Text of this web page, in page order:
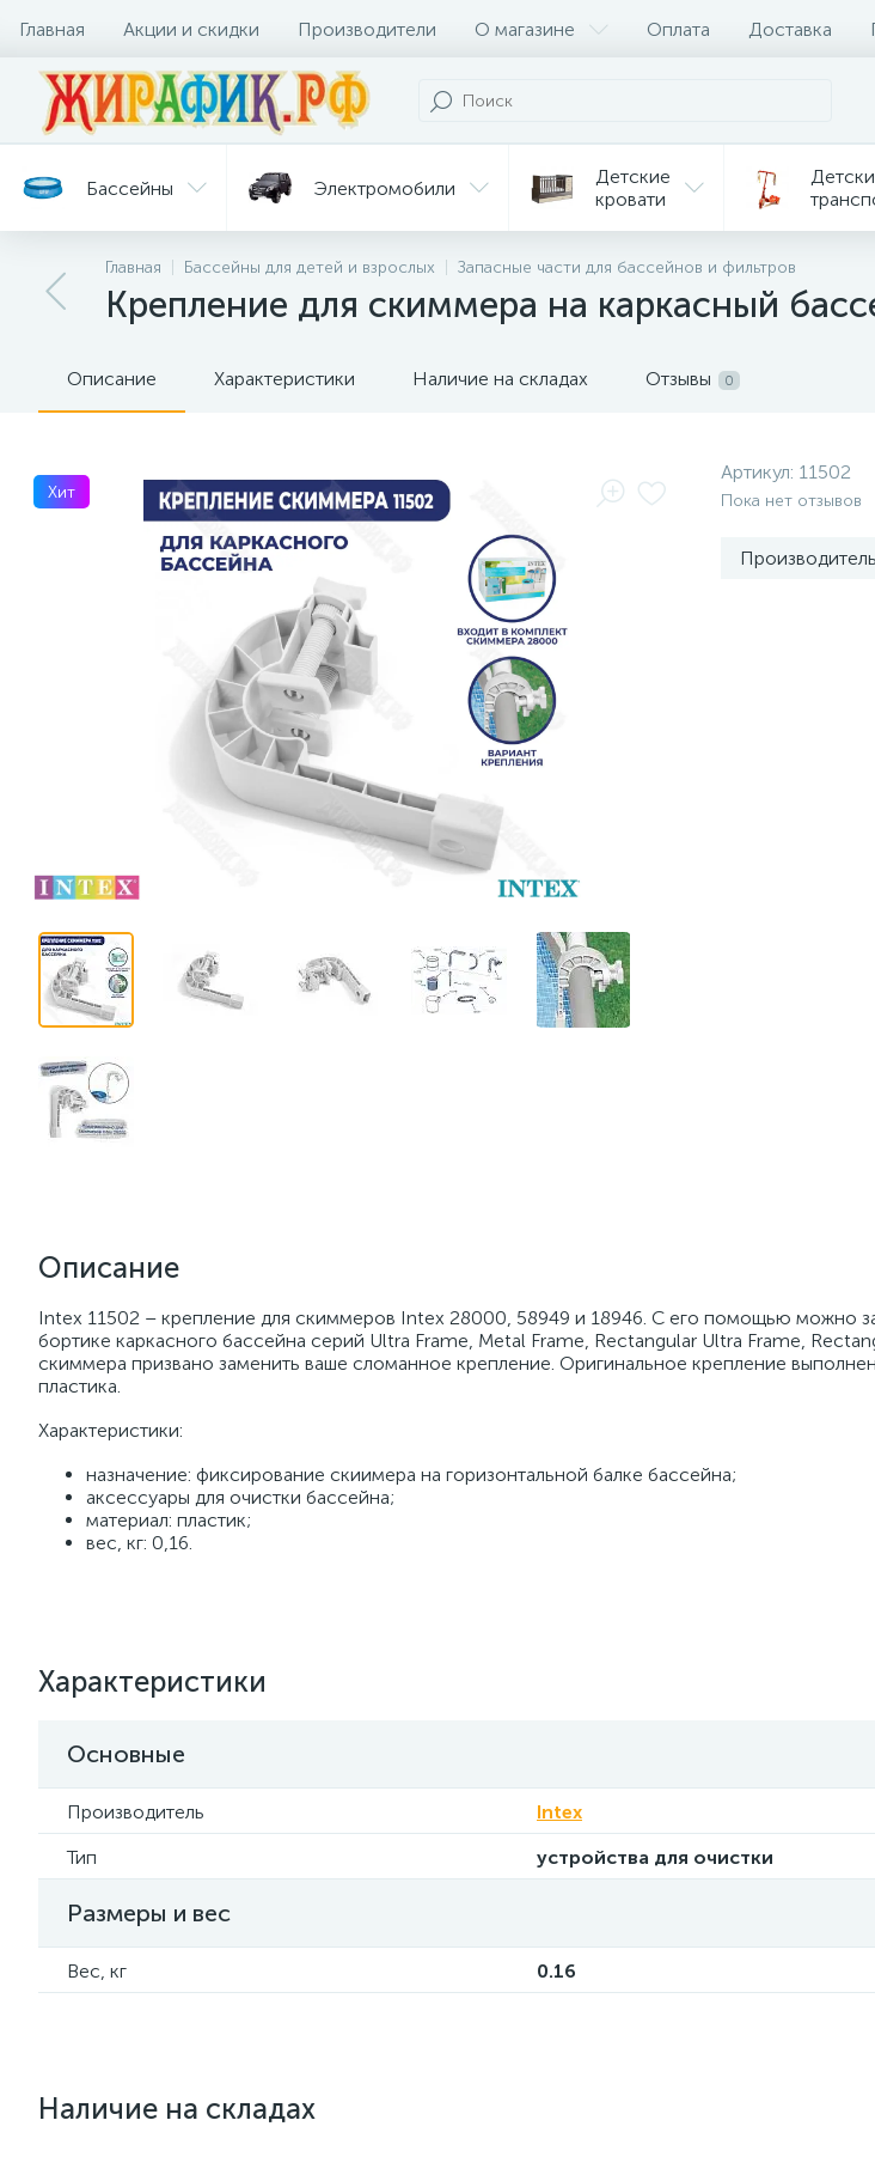
Главная Акции и скидки Производители О магазине Оплата Доставка
Бассейны Электромобили
Детские
кровати
Батуты Велосипеды Мебель Игрушки
и уход
горки
для кормления
Главная Бассейны для детей и взрослых Запасные части для бассейнов и фильтров
Крепление для скиммера на каркасный
Описание Характеристики Наличие на складах Отзывы 0
Хит
Артикул: 11502
Пока нет отзывов
Производитель
Описание
Intex 11502 – крепление для скиммеров Intex 28000, 58949 и 18946. С его помощью можно
бортике каркасного бассейна серий Ultra Frame, Metal Frame, Rectangular Ultra Frame,
скиммера призвано заменить ваше сломанное крепление. Оригинальное крепление
пластика.
Характеристики:
назначение: фиксирование скиимера на горизонтальной балке бассейна;
аксессуары для очистки бассейна;
материал: пластик;
вес, кг: 0,16.
Характеристики
Основные
Производитель
Intex
Тип
устройства для очистки
Размеры и вес
Вес, кг 0.16
Наличие на складах